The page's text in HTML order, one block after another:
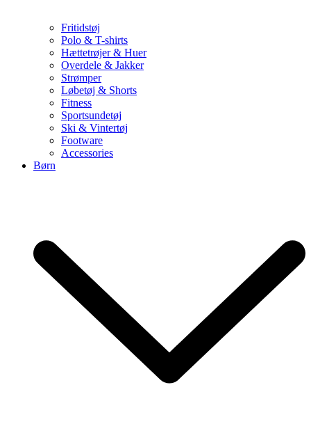
Fritidstøj
Polo & T-shirts
Hættetrøjer & Huer
Overdele & Jakker
Strømper
Løbetøj & Shorts
Fitness
Sportsundetøj
Ski & Vintertøj
Footware
Accessories
Børn